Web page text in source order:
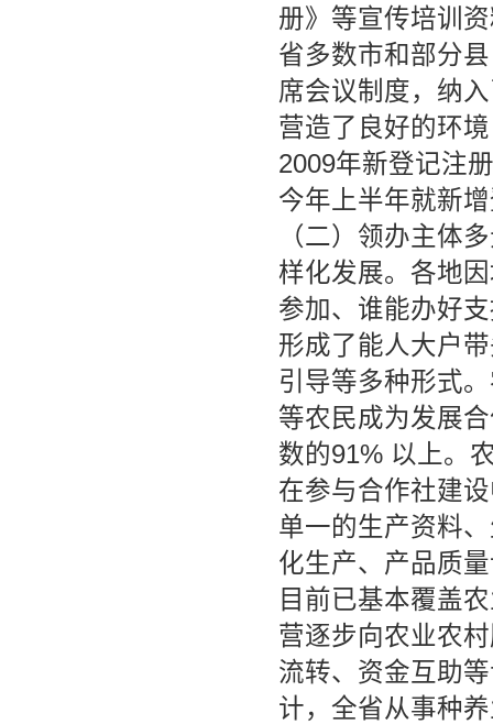
册》等宣传培训
省多数市和部分
席会议制度，纳
营造了良好的环
2009年新登记注
今年上半年就新
（二）领办主体
样化发展。各地
参加、谁能办好
形成了能人大户
引导等多种形式
等农民成为发展
数的91% 以上。
在参与合作社建
单一的生产资料
化生产、产品质
目前已基本覆盖
营逐步向农业农
流转、资金互助
计，全省从事种